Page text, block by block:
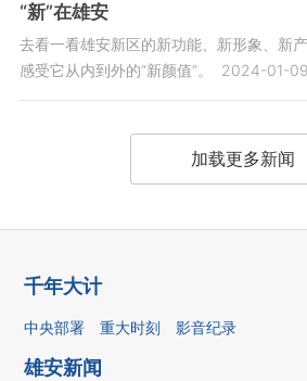
“新”在雄安
去看一看雄安新区的新功能、新形象、新
感受它从内到外的“新颜值”。
2024-01-
加载更多新闻
千年大计
中央部署 重大时刻 影音纪录
雄安新闻